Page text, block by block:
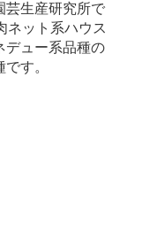
生産研究所で
ネット系ハウス
デュー系品種の
す。